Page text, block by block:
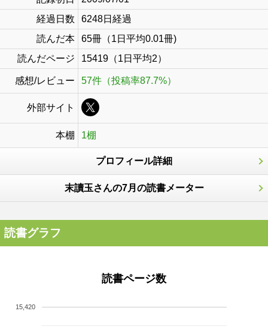
経過日数
6248日経過
読んだ本
65冊（1日平均0.01冊)
読んだページ
15419（1日平均2）
感想/レビュー 57件（投稿率87.7%）
外部サイト
本棚 1棚
プロフィール詳細
末讀玉さんの7月の読書メーター
読書グラフ
読書ページ数
15,420